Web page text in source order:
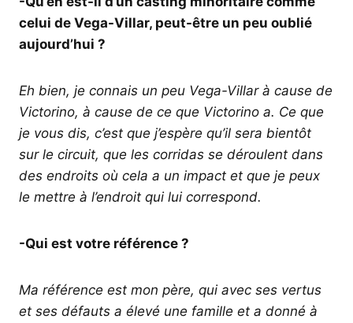
celui de Vega-Villar, peut-être un peu oublié
aujourd’hui ?
Eh bien, je connais un peu Vega-Villar à cause de
Victorino, à cause de ce que Victorino a. Ce que
je vous dis, c’est que j’espère qu’il sera bientôt
sur le circuit, que les corridas se déroulent dans
des endroits où cela a un impact et que je peux
le mettre à l’endroit qui lui correspond.
-Qui est votre référence ?
Ma référence est mon père, qui avec ses vertus
et ses défauts a élevé une famille et a donné à